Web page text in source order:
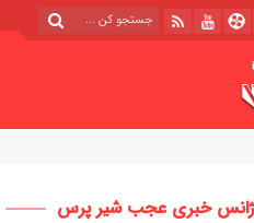
خبری عجب شیر پرس